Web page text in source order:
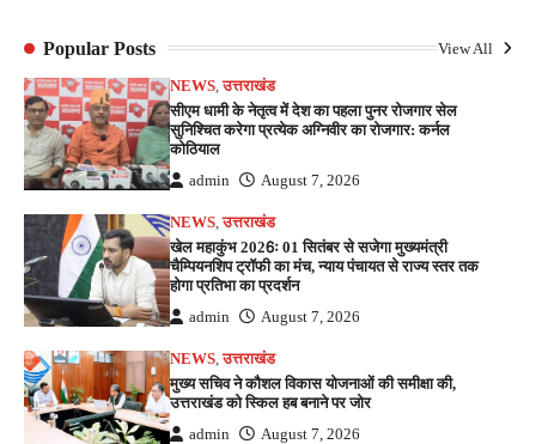
Popular Posts View All
NEWS,उत्तराखंड
सीएम धामी के नेतृत्व में देश का पहला पुनर रोजगार सेल
सुनिश्चित करेगा प्रत्येक अग्निवीर का रोजगार: कर्नल
कोठियाल
admin August 7, 2026
NEWS,उत्तराखंड
खेल महाकुंभ 2026ः 01 सितंबर से सजेगा मुख्यमंत्री
चैम्पियनशिप ट्रॉफी का मंच, न्याय पंचायत से राज्य स्तर तक
होगा प्रतिभा का प्रदर्शन
admin August 7, 2026
NEWS,उत्तराखंड
मुख्य सचिव ने कौशल विकास योजनाओं की समीक्षा की,
उत्तराखंड को स्किल हब बनाने पर जोर
admin August 7, 2026